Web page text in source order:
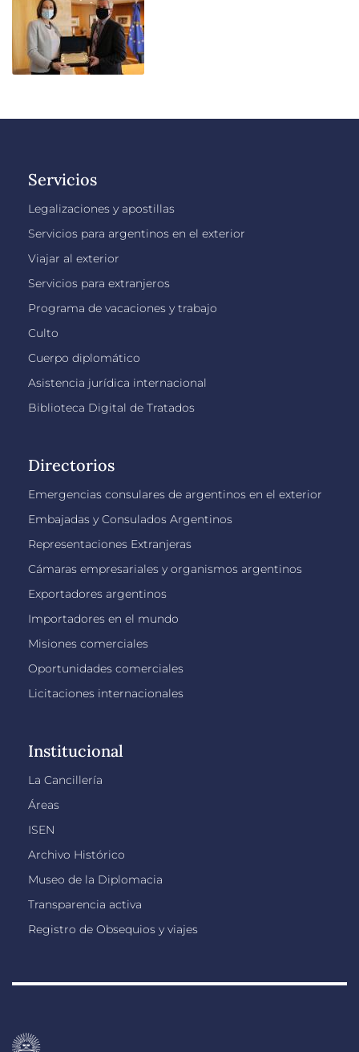
Servicios
Legalizaciones y apostillas
Servicios para argentinos en el exterior
Viajar al exterior
Servicios para extranjeros
Programa de vacaciones y trabajo
Culto
Cuerpo diplomático
Asistencia jurídica internacional
Biblioteca Digital de Tratados
Directorios
Emergencias consulares de argentinos en el exterior
Embajadas y Consulados Argentinos
Representaciones Extranjeras
Cámaras empresariales y organismos argentinos
Exportadores argentinos
Importadores en el mundo
Misiones comerciales
Oportunidades comerciales
Licitaciones internacionales
Institucional
La Cancillería
Áreas
ISEN
Archivo Histórico
Museo de la Diplomacia
Transparencia activa
Registro de Obsequios y viajes